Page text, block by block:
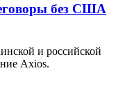
без США
и российской
Axios.